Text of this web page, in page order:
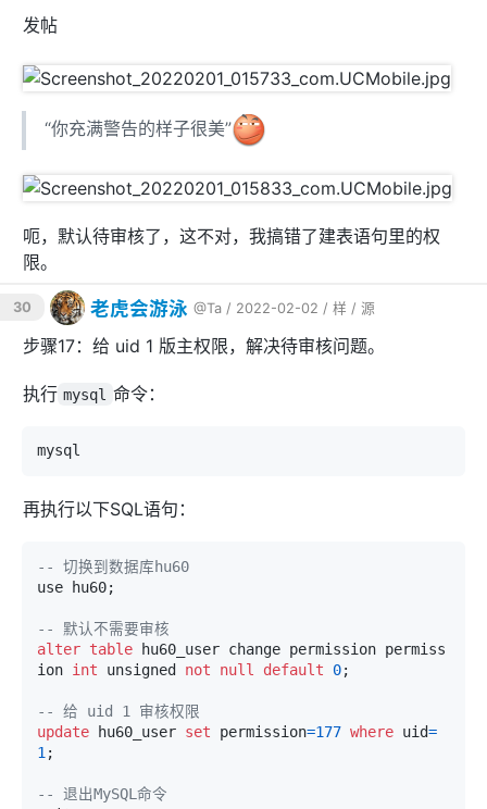
发帖
“你充满警告的样子很美”
呃，默认待审核了，这不对，我搞错了建表语句里的权
限。
30 老虎会游泳 @Ta / 2022-02-02 / 样 / 源
步骤17：给 uid 1 版主权限，解决待审核问题。
执行 mysql 命令：
再执行以下SQL语句：
-- 切换到数据库hu60
use hu60;
-- 默认不需要审核
alter table hu60_user change permission permiss
ion int unsigned not null default 0;
-- 给 uid 1 审核权限
update hu60_user set permission=177 where uid=
1 ;
-- 退出MySQL命令